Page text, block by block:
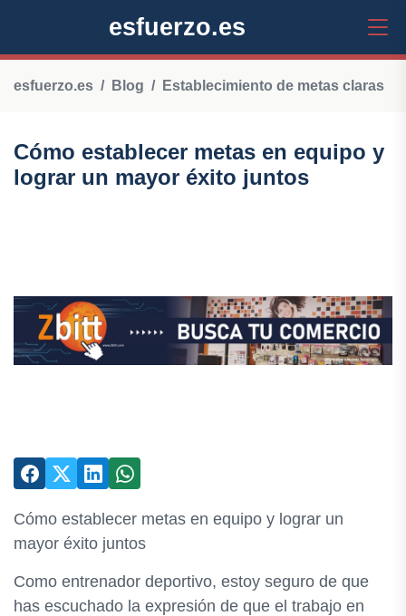
esfuerzo.es
esfuerzo.es Blog Establecimiento de metas claras
Cómo establecer metas en equipo y
lograr un mayor éxito juntos
Cómo establecer metas en equipo y lograr un
mayor éxito juntos
Como entrenador deportivo, estoy seguro de que
has escuchado la expresión de que el trabajo en